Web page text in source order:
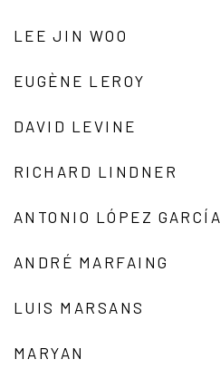
LEE JIN WOO
EUGÈNE LEROY
DAVID LEVINE
RICHARD LINDNER
ANTONIO LÓPEZ GARCÍA
ANDRÉ MARFAING
LUIS MARSANS
MARYAN